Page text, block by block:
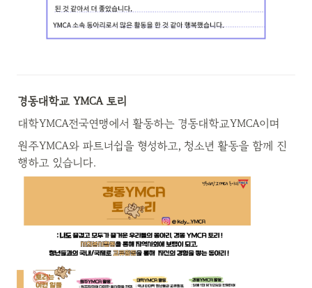
경동대학교 YMCA 토리
대학YMCA전국연맹에서 활동하는 경동대학교YMCA이며
원주YMCA와 파트너쉽을 형성하고, 청소년 활동을 함께 진
행하고 있습니다.